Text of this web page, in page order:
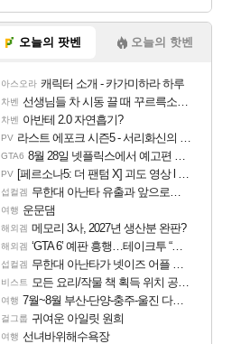
오늘의 팟벤 오늘의 핫벤
아스오라 캐릭터 소개 - 카가미하라 하루
차벤 선생님들 차 시동 끌 때 꾸르륵소리나는데
차벤 아반테 2.0 자연흡기?
PV 라스트 에포크 시즌5 - 서리화신의 분노 티저
GTA6 8월 28일 넷플릭스에서 예고편 공개 예정
PV [페르소나5: 더 팬텀 X] 괴도 영상 l 타카마키 안·댄싱 스타
섭컬겜 무한대 아난타 유출과 앞으로의 예상 (루머)
여행 운문댐
해외겜 메모리 3사, 2027년 생산분 완판?
해외겜 ‘GTA 6’ 예판 흥행…테이크투 “내부 예상 크게 넘어”
섭컬겜 무한대 아난타가 넷이즈 어플 달력에 일정 등록
비스트 모든 요리/작물 책 획득 위치 공략 (36개) - 미식가 도전과제
여행 7월~8월 부산-단양-충주-울진 다녀왔어요~
걸그룹 귀여운 아일릿 원희
여행 선녀바위해수욕장